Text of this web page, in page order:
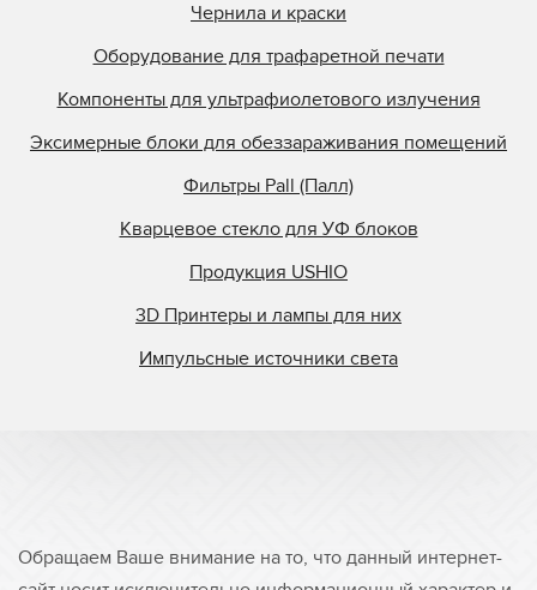
Чернила и краски
Оборудование для трафаретной печати
Компоненты для ультрафиолетового излучения
Эксимерные блоки для обеззараживания помещений
Фильтры Pall (Палл)
Кварцевое стекло для УФ блоков
Продукция USHIO
3D Принтеры и лампы для них
Импульсные источники света
Обращаем Ваше внимание на то, что данный интернет-